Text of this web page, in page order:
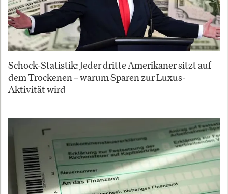
Schock-Statistik: Jeder dritte Amerikaner sitzt auf
dem Trockenen – warum Sparen zur Luxus-
Aktivität wird